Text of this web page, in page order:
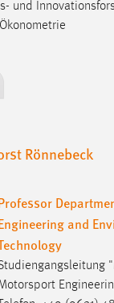
Rönnebeck
and
Telefon: +49 (9621)
oth-aw.de